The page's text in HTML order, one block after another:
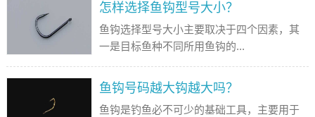
怎样选择鱼钩型号大小？
鱼钩选择型号大小主要取决于四个因素，其
一是目标鱼种不同所用鱼钩的...
鱼钩号码越大钩越大吗？
鱼钩是钓鱼必不可少的基础工具，主要用于